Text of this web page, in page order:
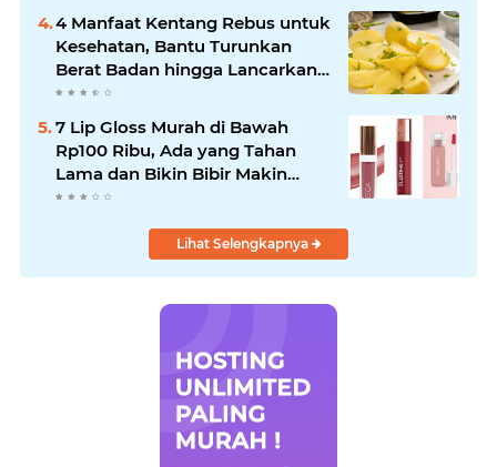
4 Manfaat Kentang Rebus untuk
Kesehatan, Bantu Turunkan
Berat Badan hingga Lancarkan
Pencernaan
7 Lip Gloss Murah di Bawah
Rp100 Ribu, Ada yang Tahan
Lama dan Bikin Bibir Makin
Glossy
Lihat Selengkapnya